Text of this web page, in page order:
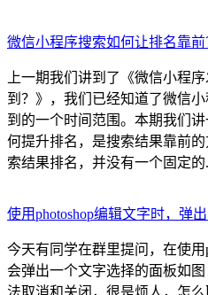
微信小程序搜索如何让排名靠前
上一期我们讲到了《微信小程
到？》，我们已经知道了微信
到的一个时间范围。本期我们
何提升排名，是搜索结果靠前
索结果排名，并没有一个固定的
使用photoshop编辑文字时，弹
今天有同学在群里提问，在使用
会弹出一个文字选择的面板如